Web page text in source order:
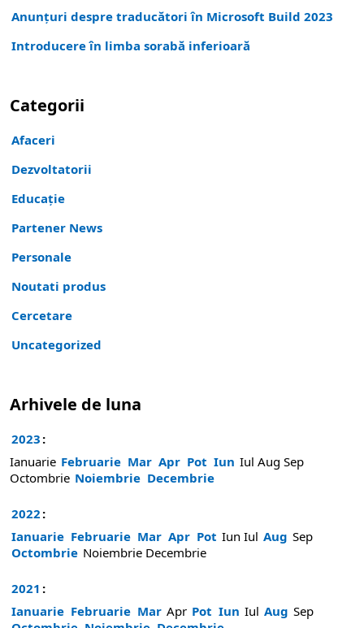
Anunțuri despre traducători în Microsoft Build 2023
Introducere în limba sorabă inferioară
Categorii
Afaceri
Dezvoltatorii
Educaţie
Partener News
Personale
Noutati produs
Cercetare
Uncategorized
Arhivele de luna
2023 :
Ianuarie Februarie Mar Apr Pot Iun Iul Aug Sep
Octombrie Noiembrie Decembrie
2022 :
Ianuarie Februarie Mar Apr Pot Iun Iul Aug Sep
Octombrie Noiembrie Decembrie
2021 :
Ianuarie Februarie Mar Apr Pot Iun Iul Aug Sep